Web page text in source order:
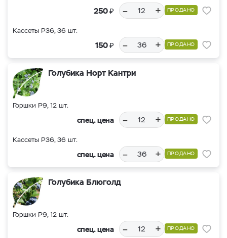
250₽ – + ПРОДАНО
Кассеты Р36, 36 шт.
150₽ – + ПРОДАНО
Голубика Норт Кантри
Горшки Р9, 12 шт.
спец. цена – + ПРОДАНО
Кассеты Р36, 36 шт.
спец. цена – + ПРОДАНО
Голубика Блюголд
Горшки Р9, 12 шт.
спец. цена – + ПРОДАНО